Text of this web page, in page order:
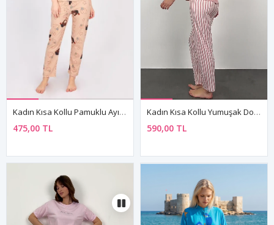
Kadın Kısa Kollu Pamuklu Ayıcıklı Çilekli Kahverengi Desenli Pijama Takımı
475,00 TL
Kadın Kısa Kollu Yumuşak Dokulu Bambu Pembe Pijama Takımı
590,00 TL